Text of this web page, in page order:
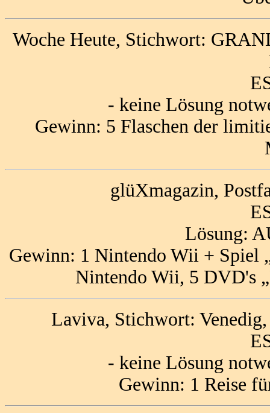
Woche Heute, Stichwort:
- keine Lösung
Gewinn: 5 Flaschen der
glüXmagazin,
Lösung:
Gewinn: 1 Nintendo Wii + Spiel
Nintendo Wii, 5 DVD's
Laviva, Stichwort:
- keine Lösung
Gewinn: 1 Reise